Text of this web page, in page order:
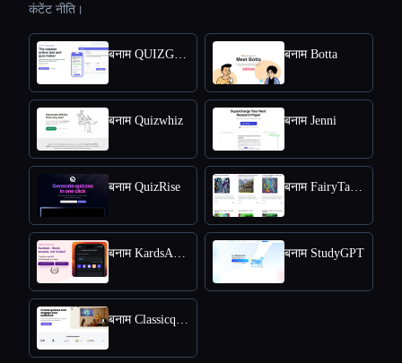
कंटेंट नीति।
बनाम QUIZGECKO बनाम Botta
बनाम Quizwhiz बनाम Jenni
बनाम QuizRise बनाम FairyTailAI
बनाम KardsAI - AI Flashcard Maker बनाम StudyGPT
बनाम Classicquiz com